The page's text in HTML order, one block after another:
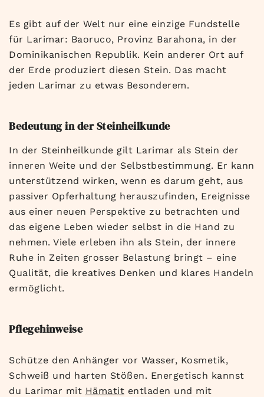
Es gibt auf der Welt nur eine einzige Fundstelle
für Larimar: Baoruco, Provinz Barahona, in der
Dominikanischen Republik. Kein anderer Ort auf
der Erde produziert diesen Stein. Das macht
jeden Larimar zu etwas Besonderem.
Bedeutung in der Steinheilkunde
In der Steinheilkunde gilt Larimar als Stein der
inneren Weite und der Selbstbestimmung. Er kann
unterstützend wirken, wenn es darum geht, aus
passiver Opferhaltung herauszufinden, Ereignisse
aus einer neuen Perspektive zu betrachten und
das eigene Leben wieder selbst in die Hand zu
nehmen. Viele erleben ihn als Stein, der innere
Ruhe in Zeiten grosser Belastung bringt – eine
Qualität, die kreatives Denken und klares Handeln
ermöglicht.
Pflegehinweise
Schütze den Anhänger vor Wasser, Kosmetik,
Schweiß und harten Stößen. Energetisch kannst
du Larimar mit Hämatit entladen und mit